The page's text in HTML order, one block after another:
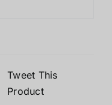
Tweet This
Product